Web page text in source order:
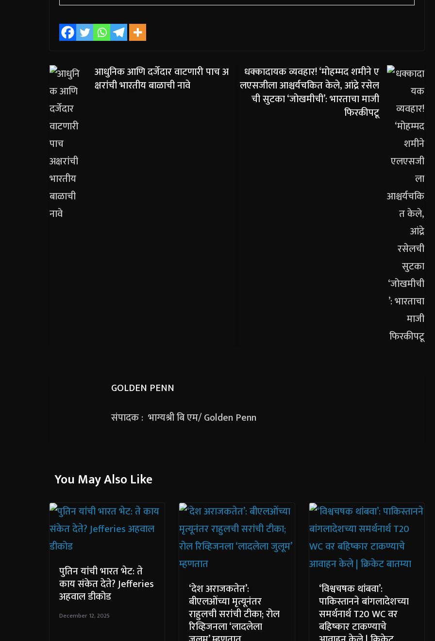
आधुनिक आणि दर्जेदार वाटणारी पाच अ
क्षरांची भारतीय बाळाची नावे
धक्कादायक व्यवहार! ‘मोहम्मद शमीने ए
लएसजीला आश्चर्यचकित केले, आंद्रे रसेल
ची सुटका ‘जोखमीची’: भारताचा माजी
फिरकीपटू
GOLDEN PENN
संपादक : भाग्यश्री बि एम/ Golden Penn
You May Also Like
पुतिन यांची भारत भेट: ते
काय संकेत देते? Jefferies
अहवाल डीकोड
December 12, 2025
‘देश अराजकतेत’:
बीएलओंच्या मृत्यूनंतर
राहुलची सरांची टीका; रोल
रिव्हिजनला ‘लादलेला
‘विश्वचषक थांबवा’:
पाकिस्तानने बांगलादेशच्या
समर्थनार्थ T20 WC वर
बहिष्कार टाकण्याचे